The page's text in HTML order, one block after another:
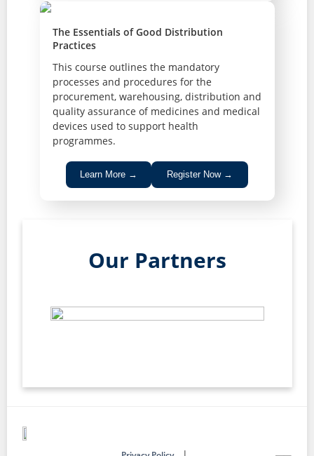
The Essentials of Good Distribution
Practices
This course outlines the mandatory
processes and procedures for the
procurement, warehousing, distribution and
quality assurance of medicines and medical
devices used to support health
programmes.
Learn More → Register Now →
Our Partners